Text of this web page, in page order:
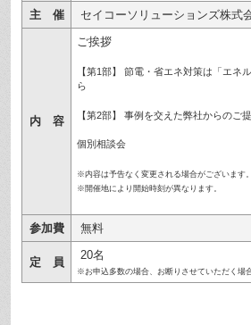
主 催
セイコーソリューションズ株式
内 容
ご挨拶
【第1部】 節電・省エネ対策は「エネ
ら
【第2部】 事例を交えた弊社からのご
個別相談会
※内容は予告なく変更される場合がございます
※開催地により開始時刻が異なります。
参加費 無料
定 員
20名
※お申込多数の場合、お断りさせていただく場